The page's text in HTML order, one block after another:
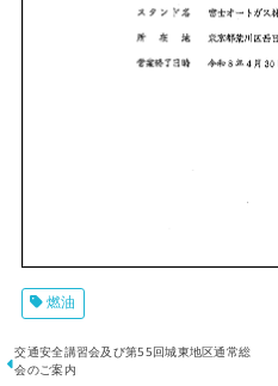
燃油
交通安全講習会及び第55回城東地区通常総
会のご案内